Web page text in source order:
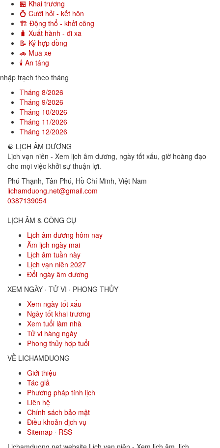
🏪 Khai trương
💍 Cưới hỏi - kết hôn
🏗️ Động thổ - khởi công
🧳 Xuất hành - đi xa
📝 Ký hợp đồng
🚗 Mua xe
🕯️ An táng
nhập trạch theo tháng
Tháng 8/2026
Tháng 9/2026
Tháng 10/2026
Tháng 11/2026
Tháng 12/2026
☯ LỊCH ÂM DƯƠNG
Lịch vạn niên - Xem lịch âm dương, ngày tốt xấu, giờ hoàng đạo
cho mọi việc khởi sự thuận lợi.
Phú Thạnh, Tân Phú, Hồ Chí Minh, Việt Nam
lichamduong.net@gmail.com
0387139054
LỊCH ÂM & CÔNG CỤ
Lịch âm dương hôm nay
Âm lịch ngày mai
Lịch âm tuần này
Lịch vạn niên 2027
Đổi ngày âm dương
XEM NGÀY · TỬ VI · PHONG THỦY
Xem ngày tốt xấu
Ngày tốt khai trương
Xem tuổi làm nhà
Tử vi hàng ngày
Phong thủy hợp tuổi
VỀ LICHAMDUONG
Giới thiệu
Tác giả
Phương pháp tính lịch
Liên hệ
Chính sách bảo mật
Điều khoản dịch vụ
Sitemap · RSS